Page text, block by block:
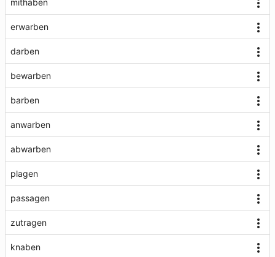
mithaben
erwarben
darben
bewarben
barben
anwarben
abwarben
plagen
passagen
zutragen
knaben